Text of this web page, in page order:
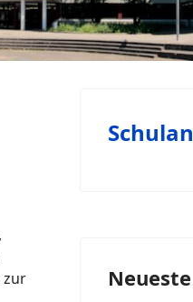
zur